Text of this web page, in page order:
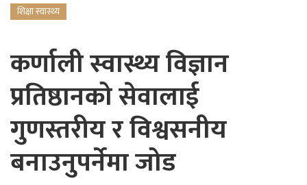
शिक्षा स्वास्थ्य
कर्णाली स्वास्थ्य विज्ञान
प्रतिष्ठानको सेवालाई
गुणस्तरीय र विश्वसनीय
बनाउनुपर्नेमा जोड